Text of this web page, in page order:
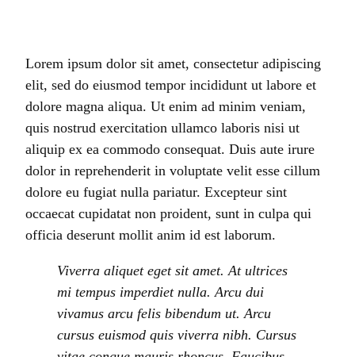
Lorem ipsum dolor sit amet, consectetur adipiscing
elit, sed do eiusmod tempor incididunt ut labore et
dolore magna aliqua. Ut enim ad minim veniam,
quis nostrud exercitation ullamco laboris nisi ut
aliquip ex ea commodo consequat. Duis aute irure
dolor in reprehenderit in voluptate velit esse cillum
dolore eu fugiat nulla pariatur. Excepteur sint
occaecat cupidatat non proident, sunt in culpa qui
officia deserunt mollit anim id est laborum.
Viverra aliquet eget sit amet. At ultrices
mi tempus imperdiet nulla. Arcu dui
vivamus arcu felis bibendum ut. Arcu
cursus euismod quis viverra nibh. Cursus